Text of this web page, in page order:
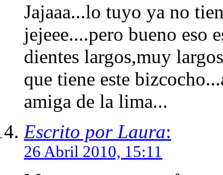
Jajaaa...lo tuyo ya no
jejeee....pero bueno eso
dientes largos,muy
que tiene este
amiga de la lima...
Escrito por Laura:
26 Abril 2010, 15:11